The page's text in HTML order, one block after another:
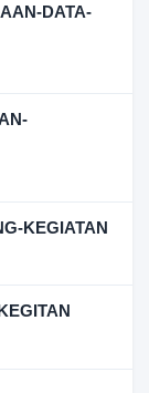
DATA-
KEGIATAN